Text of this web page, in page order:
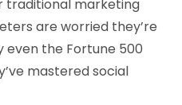
traditional marketing
are worried they’re
even the Fortune 500
mastered social